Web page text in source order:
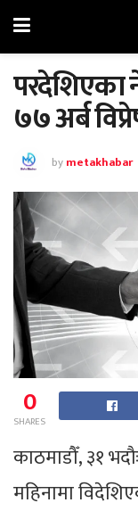
परदेशिएका
७७ अर्ब
bymetakhabar
0
SHARES
काठमाडौँ, ३१
महिनामा